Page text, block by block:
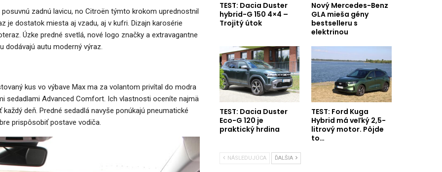
zadnú lavicu, no Citroën týmto krokom uprednostnil
dostatok miesta aj vzadu, aj v kufri. Dizajn karosérie
Úzke predné svetlá, nové logo značky a extravagantne
dodávajú autu moderný výraz.
kus vo výbave Max ma za volantom privítal do modra
sedadlami Advanced Comfort. Ich vlastnosti oceníte najmä
deň. Predné sedadlá navyše ponúkajú pneumatické
prispôsobiť postave vodiča.
TEST: Dacia Duster
hybrid-G 150 4×4 –
Trojitý útok
Nový Mercedes-Benz
GLA mieša gény
bestselleru s
elektrinou
TEST: Dacia Duster
Eco-G 120 je
praktický hrdina
TEST: Ford Kuga
Hybrid má veľký 2,5-
litrový motor. Pôjde
to…
NÁSLEDUJÚCA ĎALŠIA